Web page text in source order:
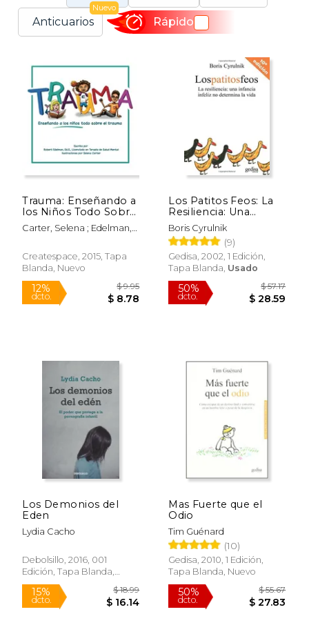
Anticuarios
Nuevo
Rápido
Trauma: Enseñando a
los Niños Todo Sobre
el Trauma
Carter, Selena ; Edelman,
Createspace, 2015, Tapa
Blanda, Nuevo
dcto.
Los Patitos Feos: La
Resiliencia: Una
Infancia Infeliz no
Determina la Vida
(Psicología)
Boris Cyrulnik
(9)
Gedisa, 2002, 1 Edición,
Tapa Blanda, Usado
50%
dcto.
Los Demonios del
Eden
Lydia Cacho
Debolsillo, 2016, 001
Edición, Tapa Blanda,
Nuevo
Mas Fuerte que el
Odio
Tim Guénard
(10)
Gedisa, 2010, 1 Edición,
Tapa Blanda, Nuevo